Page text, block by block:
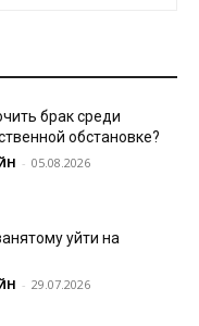
брак среди
обстановке?
- 05.08.2026
уйти на
- 29.07.2026